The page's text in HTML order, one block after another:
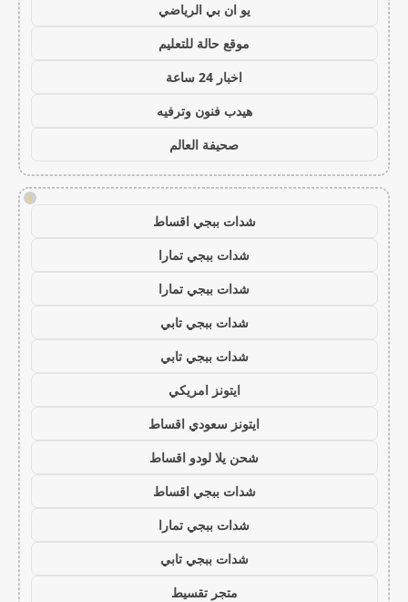
يو ان بي الرياضي
موقع حالة للتعليم
اخبار 24 ساعة
هيدب فنون وترفيه
صحيفة العالم
!
شدات ببجي اقساط
شدات ببجي تمارا
شدات ببجي تمارا
شدات ببجي تابي
شدات ببجي تابي
ايتونز امريكي
ايتونز سعودي اقساط
شحن يلا لودو اقساط
شدات ببجي اقساط
شدات ببجي تمارا
شدات ببجي تابي
متجر تقسيط